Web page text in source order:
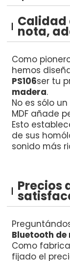
Calidad
nota,
Como
hemos
PS106ser tu
madera.
No es sólo
MDF añade
Esto
de sus
sonido más
Precios
Bluetooth de
Como
fijado el